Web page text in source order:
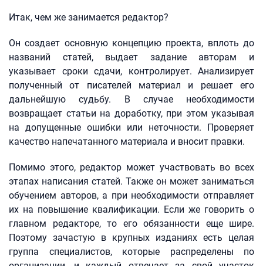
Итак, чем же занимается редактор?
Он создает основную концепцию проекта, вплоть до
названий статей, выдает задание авторам и
указывает сроки сдачи, контролирует. Анализирует
полученный от писателей материал и решает его
дальнейшую судьбу. В случае необходимости
возвращает статьи на доработку, при этом указывая
на допущенные ошибки или неточности. Проверяет
качество напечатанного материала и вносит правки.
Помимо этого, редактор может участвовать во всех
этапах написания статей. Также он может заниматься
обучением авторов, а при необходимости отправляет
их на повышение квалификации. Если же говорить о
главном редакторе, то его обязанности еще шире.
Поэтому зачастую в крупных изданиях есть целая
группа специалистов, которые распределены по